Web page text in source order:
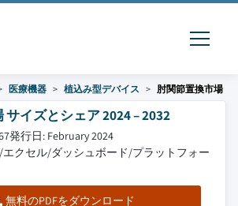
医療機器 植込み型デバイス 肘関節置換市場
イズとシェア 2024 – 2032
発行日: February 2024
エクセル/ダッシュボード/プラットフォー
無料のPDFをダウンロード